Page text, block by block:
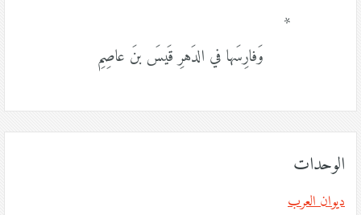
*
وَفارِسَها في الدَهرِ قَيسَ بنَ عاصِمِ
الوحدات
ديوان العرب